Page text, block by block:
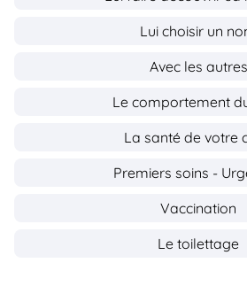
Lui choisir un
Avec les autres
Le comportement
La santé de votre
Premiers soins -
Vaccination
Le toilettage